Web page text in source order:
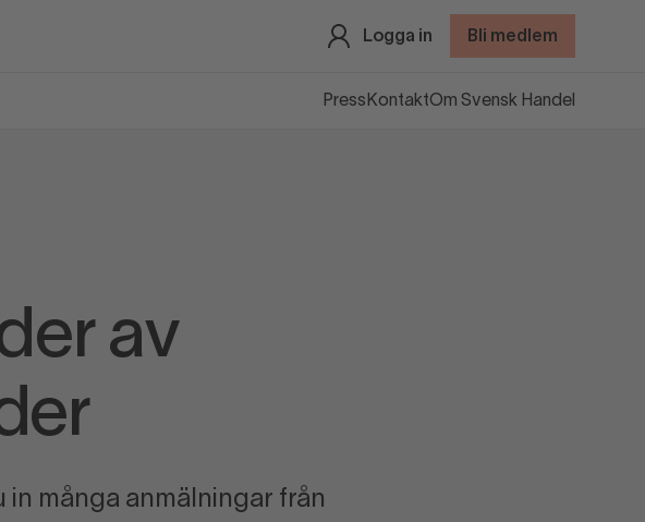
Logga in Bli medlem
Press KontaktOm Svensk Handel
av
många anmälningar från